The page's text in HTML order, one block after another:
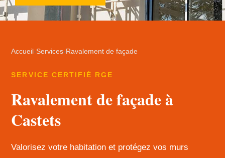
Accueil ›Services› Ravalement de façade
SERVICE CERTIFIÉ RGE
Ravalement de façade à
Castets
Valorisez votre habitation et protégez vos murs